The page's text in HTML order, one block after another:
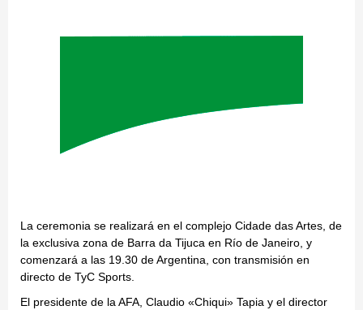
La ceremonia se realizará en el complejo Cidade das Artes, de
la exclusiva zona de Barra da Tijuca en Río de Janeiro, y
comenzará a las 19.30 de Argentina, con transmisión en
directo de TyC Sports.
El presidente de la AFA, Claudio «Chiqui» Tapia y el director